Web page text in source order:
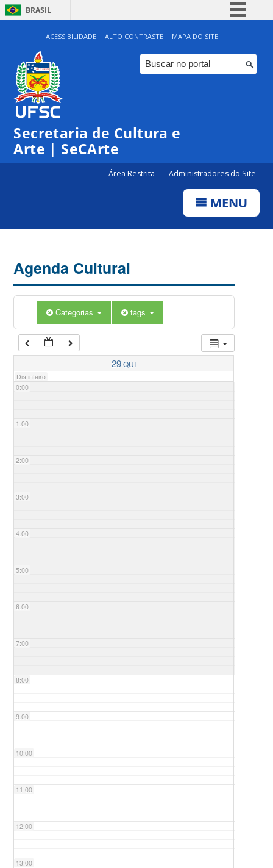
BRASIL
Simplifique!
Comunica BR
Participe
ACESSIBILIDADE ALTO CONTRASTE MAPA DO SITE
Secretaria de Cultura e
Arte | SeCArte
Área Restrita Administradores do Site
MENU
Agenda Cultural
Categorias tags
29QUI
Dia inteiro
0:00
1:00
2:00
3:00
4:00
5:00
6:00
7:00
8:00
9:00
10:00
11:00
12:00
13:00